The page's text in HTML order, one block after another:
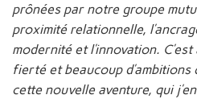
prônées par notre groupe
proximité relationnelle,
modernité et l’innovation.
fierté et beaucoup d’ambitions
cette nouvelle aventure, qui